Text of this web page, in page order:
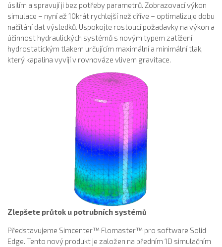
úsilím a spravují ji bez potřeby parametrů. Zobrazovací výkon
simulace – nyní až 10krát rychlejší než dříve – optimalizuje dobu
načítání dat výsledků. Uspokojte rostoucí požadavky na výkon a
účinnost hydraulických systémů s novým typem zatížení
hydrostatickým tlakem určujícím maximální a minimální tlak,
který kapalina vyvíjí v rovnováze vlivem gravitace.
Zlepšete průtok u potrubních systémů
Představujeme Simcenter™ Flomaster™ pro software Solid
Edge. Tento nový produkt je založen na předním 1D simulačním